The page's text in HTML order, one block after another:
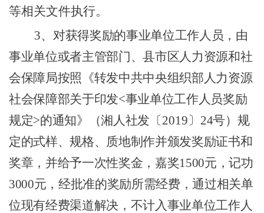
等相关文件执行。
3、对获得奖励的事业单位工作人员，由
事业单位或者主管部门、县市区人力资源和社
会保障局按照《转发中共中央组织部人力资源
社会保障部关于印发<事业单位工作人员奖励
规定>的通知》（湘人社发 〔2019〕 24号）规
定的式样、规格、质地制作并颁发奖励证书和
奖章，并给予一次性奖金，嘉奖1500元，记功
3000元，经批准的奖励所需经费，通过相关单
位现有经费渠道解决，不计入事业单位工作人